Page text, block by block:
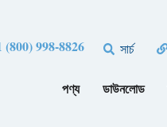
(800) 998-8826 সার্চ
পণ্য ডাউনলোড